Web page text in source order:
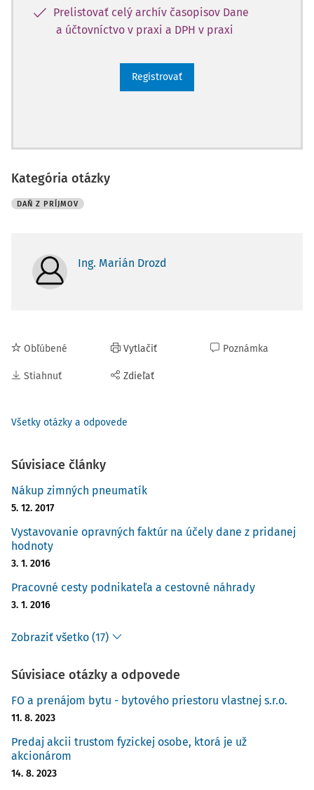
Prelistovať celý archív časopisov Dane
a účtovníctvo v praxi a DPH v praxi
Registrovať
Kategória otázky
DAŇ Z PRÍJMOV
Ing. Marián Drozd
Obľúbené
Stiahnuť
Vytlačiť
Zdieľať
Poznámka
Všetky otázky a odpovede
Súvisiace články
Nákup zimných pneumatík
5. 12. 2017
Vystavovanie opravných faktúr na účely dane z pridanej
hodnoty
3. 1. 2016
Pracovné cesty podnikateľa a cestovné náhrady
3. 1. 2016
Zobraziť všetko (17)
Súvisiace otázky a odpovede
FO a prenájom bytu - bytového priestoru vlastnej s.r.o.
11. 8. 2023
Predaj akcii trustom fyzickej osobe, ktorá je už
akcionárom
14. 8. 2023